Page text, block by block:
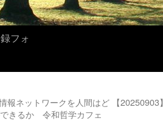
フォ
報ネットワークを人間はど
きるか 令和哲学カフェ
【